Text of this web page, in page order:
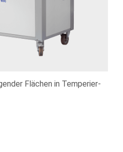
Flächen in Temperier-